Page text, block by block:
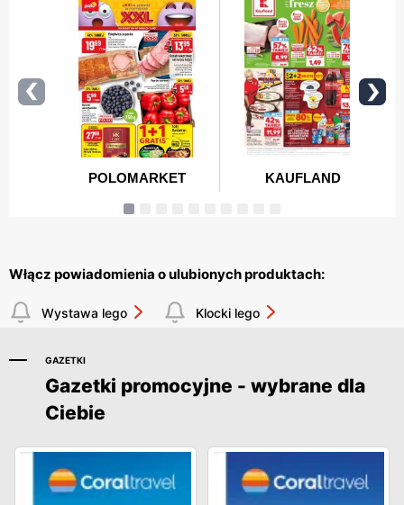
Włącz powiadomienia o ulubionych produktach:
Wystawa lego Klocki lego
GAZETKI
Gazetki promocyjne - wybrane dla
Ciebie